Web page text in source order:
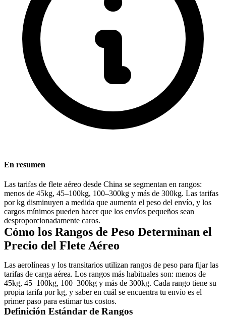
En resumen
Las tarifas de flete aéreo desde China se segmentan en rangos:
menos de 45kg, 45–100kg, 100–300kg y más de 300kg. Las tarifas
por kg disminuyen a medida que aumenta el peso del envío, y los
cargos mínimos pueden hacer que los envíos pequeños sean
desproporcionadamente caros.
Cómo los Rangos de Peso Determinan el
Precio del Flete Aéreo
Las aerolíneas y los transitarios utilizan rangos de peso para fijar las
tarifas de carga aérea. Los rangos más habituales son: menos de
45kg, 45–100kg, 100–300kg y más de 300kg. Cada rango tiene su
propia tarifa por kg, y saber en cuál se encuentra tu envío es el
primer paso para estimar tus costos.
Definición Estándar de Rangos